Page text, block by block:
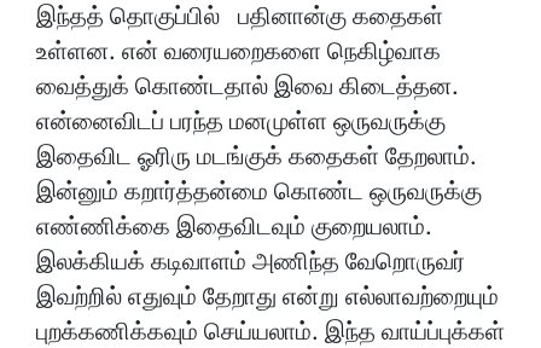
இந்தத் தொகுப்பில் பதினான்கு கதைகள்
உள்ளன. என் வரையறைகளை நெகிழ்வாக
வைத்துக் கொண்டதால் இவை கிடைத்தன.
என்னைவிடப் பரந்த மனமுள்ள ஒருவருக்கு
இதைவிட ஓரிரு மடங்குக் கதைகள் தேறலாம்.
இன்னும் கறார்த்தன்மை கொண்ட ஒருவருக்கு
எண்ணிக்கை இதைவிடவும் குறையலாம்.
இலக்கியக் கடிவாளம் அணிந்த வேறொருவர்
இவற்றில் எதுவும் தேறாது என்று எல்லாவற்றையும்
புறக்கணிக்கவும் செய்யலாம். இந்த வாய்ப்புக்கள்